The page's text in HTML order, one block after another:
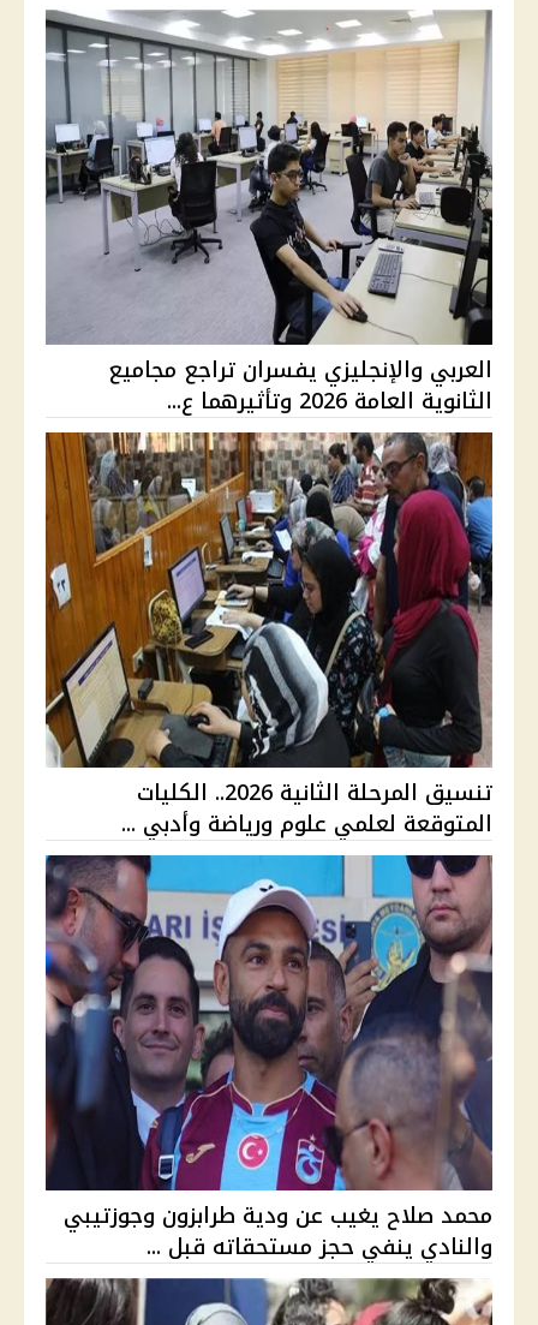
العربي والإنجليزي يفسران تراجع مجاميع
الثانوية العامة 2026 وتأثيرهما ع...
تنسيق المرحلة الثانية 2026.. الكليات
المتوقعة لعلمي علوم ورياضة وأدبي ...
محمد صلاح يغيب عن ودية طرابزون وجوزتيبي
والنادي ينفي حجز مستحقاته قبل ...